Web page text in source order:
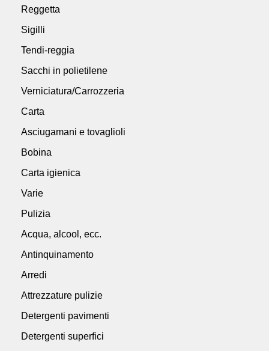
Reggetta
Sigilli
Tendi-reggia
Sacchi in polietilene
Verniciatura/Carrozzeria
Carta
Asciugamani e tovaglioli
Bobina
Carta igienica
Varie
Pulizia
Acqua, alcool, ecc.
Antinquinamento
Arredi
Attrezzature pulizie
Detergenti pavimenti
Detergenti superfici